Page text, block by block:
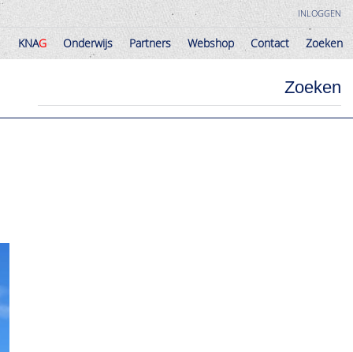
INLOGGEN
KNAG Onderwijs Partners Webshop Contact Zoeken